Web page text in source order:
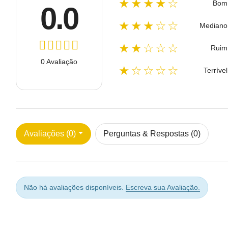
0.0
0 Avaliação
★★★★☆ Bom
★★★☆☆ Mediano
★★☆☆☆ Ruim
★☆☆☆☆ Terrível
Avaliações (0) Perguntas & Respostas (0)
Não há avaliações disponíveis. Escreva sua Avaliação.